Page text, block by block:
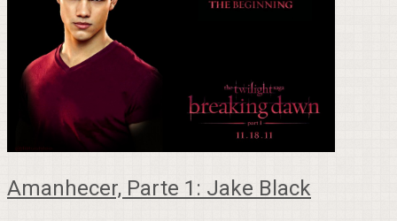
Amanhecer, Parte 1: Jake Black